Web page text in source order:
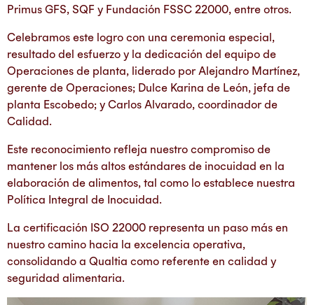
Primus GFS, SQF y Fundación FSSC 22000, entre otros.
Celebramos este logro con una ceremonia especial,
resultado del esfuerzo y la dedicación del equipo de
Operaciones de planta, liderado por Alejandro Martínez,
gerente de Operaciones; Dulce Karina de León, jefa de
planta Escobedo; y Carlos Alvarado, coordinador de
Calidad.
Este reconocimiento refleja nuestro compromiso de
mantener los más altos estándares de inocuidad en la
elaboración de alimentos, tal como lo establece nuestra
Política Integral de Inocuidad.
La certificación ISO 22000 representa un paso más en
nuestro camino hacia la excelencia operativa,
consolidando a Qualtia como referente en calidad y
seguridad alimentaria.